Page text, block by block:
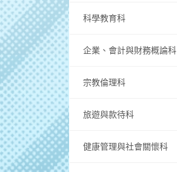
科學教育科
企業、會計與財務概論科
宗教倫理科
旅遊與款待科
健康管理與社會關懷科